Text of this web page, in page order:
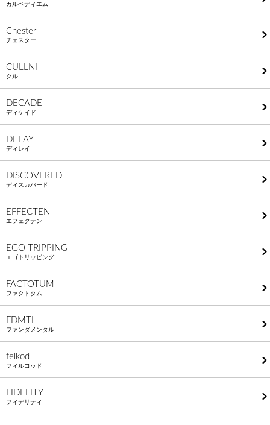
カルペディエム
Chester
チェスター
CULLNI
クルニ
DECADE
ディケイド
DELAY
ディレイ
DISCOVERED
ディスカバード
EFFECTEN
エフェクテン
EGO TRIPPING
エゴトリッピング
FACTOTUM
ファクトタム
FDMTL
ファンダメンタル
felkod
フィルコッド
FIDELITY
フィデリティ